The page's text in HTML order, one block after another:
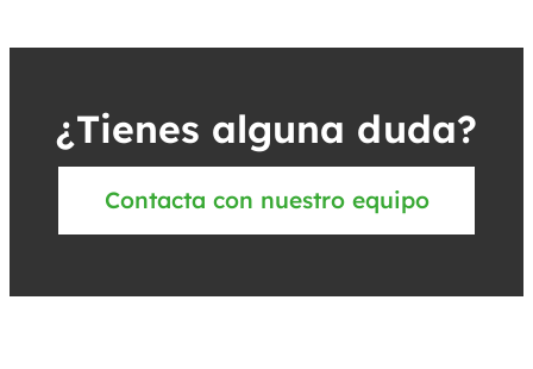
¿Tienes alguna duda?
Contacta con nuestro equipo